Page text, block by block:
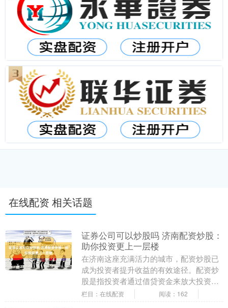
在线配资 相关话题
证券公司可以炒股吗 济南配资炒股：
助你投资更上一层楼
在济南这座充满活力的城市，配资炒股已
成为投资者提升收益的有效途径。配资炒
股是指投资者通过借贷资金来放大投资规
模证券公司可以炒股吗，从而获得更高的
栏目：在线配资 阅读：162